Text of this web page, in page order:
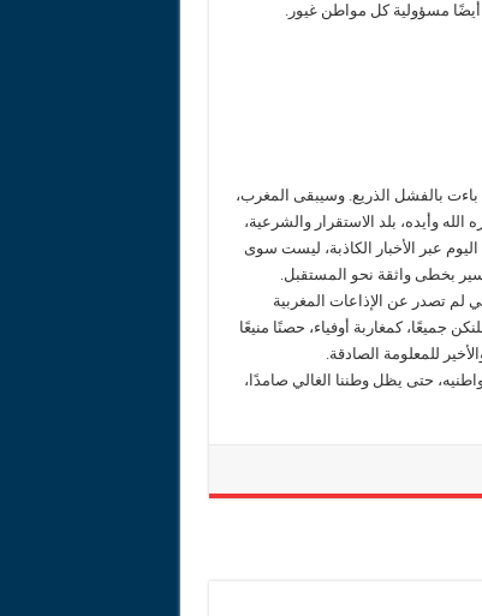
أيضًا مسؤولية كل مواطن غيور.
بالفشل الذريع. وسيبقى المغرب،
وأيده، بلد الاستقرار والشرعية،
عبر الأخبار الكاذبة، ليست سوى
بخطى واثقة نحو المستقبل.
لم تصدر عن الإذاعات المغربية
جميعًا، كمغاربة أوفياء، حصنًا منيعًا
للمعلومة الصادقة.
حتى يظل وطننا الغالي صامدًا،